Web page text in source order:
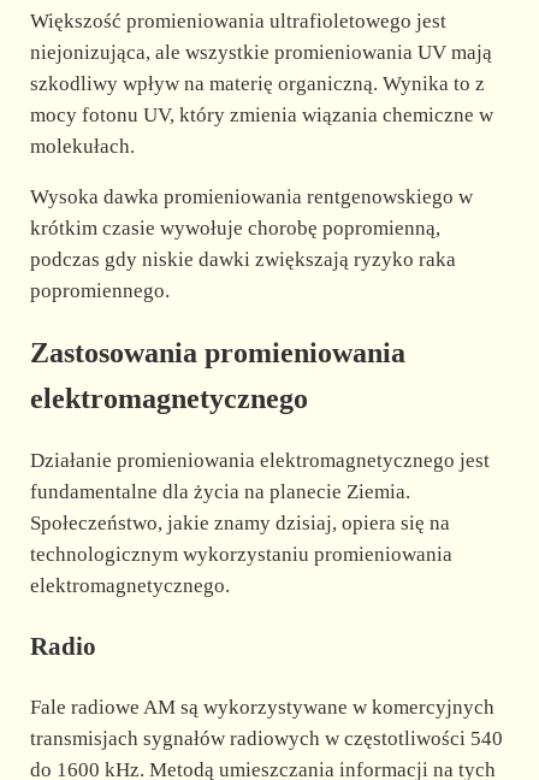
Większość promieniowania ultrafioletowego jest
niejonizująca, ale wszystkie promieniowania UV mają
szkodliwy wpływ na materię organiczną. Wynika to z
mocy fotonu UV, który zmienia wiązania chemiczne w
molekułach.
Wysoka dawka promieniowania rentgenowskiego w
krótkim czasie wywołuje chorobę popromienną,
podczas gdy niskie dawki zwiększają ryzyko raka
popromiennego.
Zastosowania promieniowania
elektromagnetycznego
Działanie promieniowania elektromagnetycznego jest
fundamentalne dla życia na planecie Ziemia.
Społeczeństwo, jakie znamy dzisiaj, opiera się na
technologicznym wykorzystaniu promieniowania
elektromagnetycznego.
Radio
Fale radiowe AM są wykorzystywane w komercyjnych
transmisjach sygnałów radiowych w częstotliwości 540
do 1600 kHz. Metodą umieszczania informacji na tych